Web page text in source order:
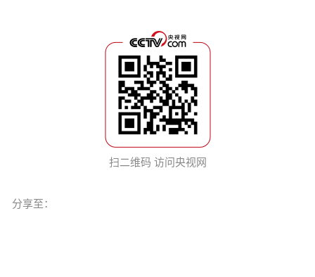
扫二维码 访问央视网
分享至：